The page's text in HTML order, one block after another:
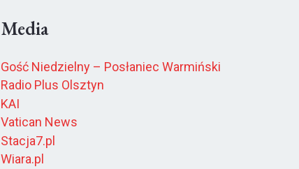
Media
Gość Niedzielny – Posłaniec Warmiński
Radio Plus Olsztyn
KAI
Vatican News
Stacja7.pl
Wiara.pl